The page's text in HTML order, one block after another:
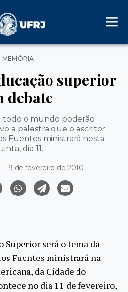
Categorias
MEMÓRIA
superior
debate
todo o mundo poderão
a palestra que o escritor
Fuentes ministrará nesta
dia 11.
9 de fevereiro de 2010
Superior será o tema da
Fuentes ministrará na
da Cidade do
no dia 11 de fevereiro,